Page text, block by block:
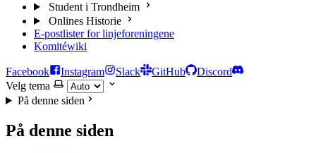
Student i Trondheim
Onlines Historie
E-postlister for linjeforeningene
Komitéwiki
Facebook Instagram Slack GitHub
Discord
Velg tema
På denne siden
På denne siden